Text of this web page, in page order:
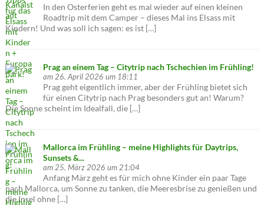
In den Osterferien geht es mal wieder auf einen kleinen
Roadtrip mit dem Camper – dieses Mal ins Elsass mit
Kindern! Und was soll ich sagen: es ist […]
Prag an einem Tag – Citytrip nach Tschechien im Frühling!
am 26. April 2026 um 18:11
Prag geht eigentlich immer, aber der Frühling bietet sich
für einen Citytrip nach Prag besonders gut an! Warum?
Die Sonne scheint im Idealfall, die […]
Mallorca im Frühling – meine Highlights für Daytrips,
Sunsets &...
am 25. März 2026 um 21:04
Anfang März geht es für mich ohne Kinder ein paar Tage
nach Mallorca, um Sonne zu tanken, die Meeresbrise zu genießen und
die Insel ohne […]